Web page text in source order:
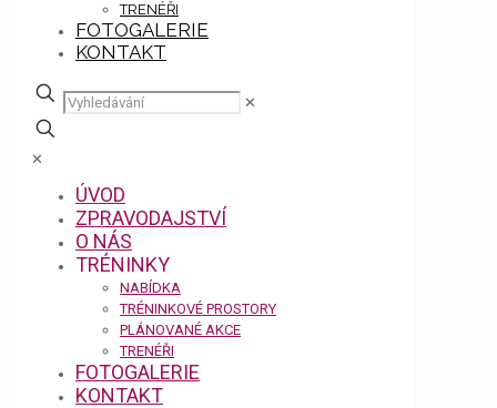
TRENÉŘI
FOTOGALERIE
KONTAKT
✕
✕
ÚVOD
ZPRAVODAJSTVÍ
O NÁS
TRÉNINKY
NABÍDKA
TRÉNINKOVÉ PROSTORY
PLÁNOVANÉ AKCE
TRENÉŘI
FOTOGALERIE
KONTAKT